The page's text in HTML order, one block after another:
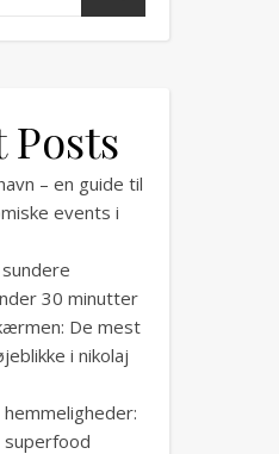
Posts
– en guide til
events i
30 minutter
De mest
i nikolaj
superfood